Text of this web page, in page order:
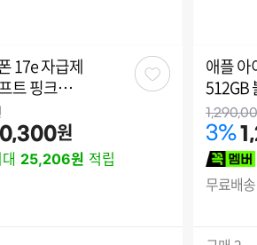
17e 자급제
트 핑크
원
25,206원 적립
관
애플 아
512GB
3%
무료배송